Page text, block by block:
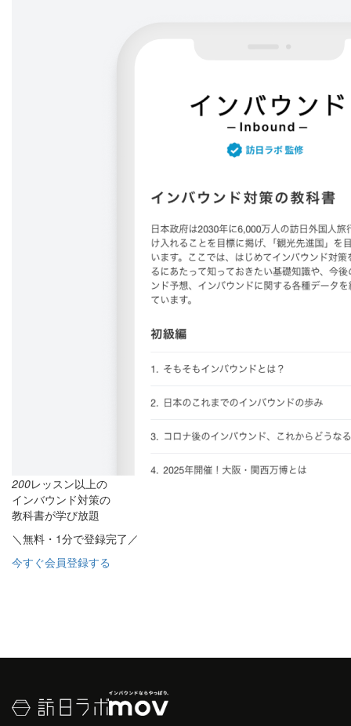
200レッスン以上の
インバウンド対策の
教科書が学び放題
＼無料・1分で登録完了／
今すぐ会員登録する